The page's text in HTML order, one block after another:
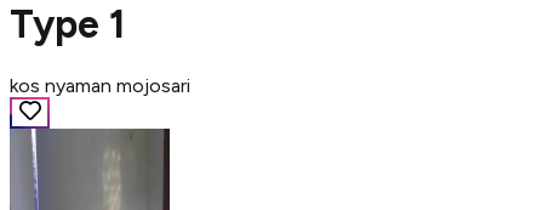
Type 1
kos nyaman mojosari